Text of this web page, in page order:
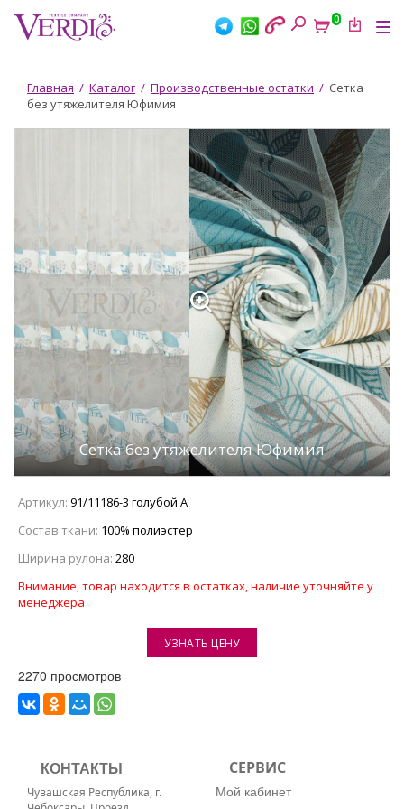
основному
0
Вы
здесь
Главная / Каталог / Производственные остатки / Сетка
без утяжелителя Юфимия
Сетка без утяжелителя Юфимия
Артикул: 91/11186-3 голубой А
Состав ткани: 100% полиэстер
Ширина рулона: 280
Внимание, товар находится в остатках, наличие уточняйте у
менеджера
УЗНАТЬ ЦЕНУ
2270 просмотров
КОНТАКТЫ
Чувашская Республика, г.
СЕРВИС
Мой кабинет